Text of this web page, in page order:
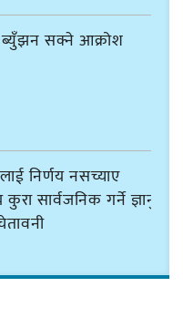
ब्युँझन सक्ने आक्रोश
निर्णय नसच्याए
कुरा सार्वजनिक गर्ने ज्ञानु